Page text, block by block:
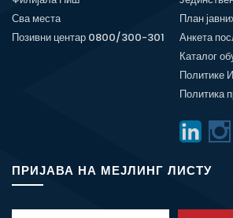
Сва места
Позивни центар 0800/300-301
План
Анкета
Каталог
Политике
Политика
ПРИЈАВА НА МЕЈЛИНГ ЛИСТУ